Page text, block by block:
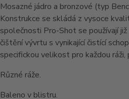
Mosazné jádro a bronzové (typ
Konstrukce se skládá z vysoce
společnosti Pro-Shot se používají
čištění vývrtu s vynikající čistící
specifickou velikost pro každou
Různé ráže.
Baleno v blistru.